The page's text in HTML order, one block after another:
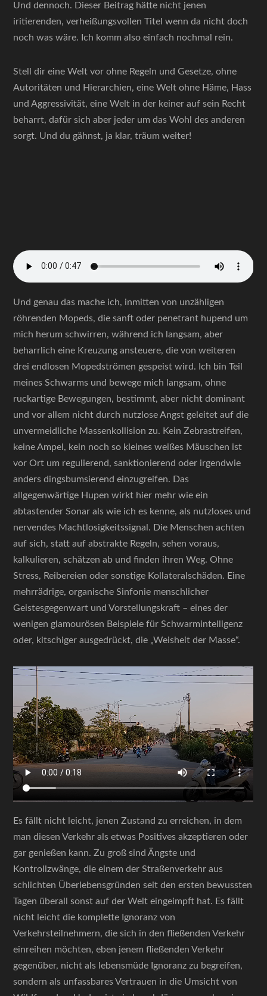
Und dennoch. Dieser Beitrag hätte nicht jenen
iritierenden, verheißungsvollen Titel wenn da nicht doch
noch was wäre. Ich komm also einfach nochmal rein.
Stell dir eine Welt vor ohne Regeln und Gesetze, ohne
Autoritäten und Hierarchien, eine Welt ohne Häme, Hass
und Aggressivität, eine Welt in der keiner auf sein Recht
beharrt, dafür sich aber jeder um das Wohl des anderen
sorgt. Und du gähnst, ja klar, träum weiter!
Und genau das mache ich, inmitten von unzähligen
röhrenden Mopeds, die sanft oder penetrant hupend um
mich herum schwirren, während ich langsam, aber
beharrlich eine Kreuzung ansteuere, die von weiteren
drei endlosen Mopedströmen gespeist wird. Ich bin Teil
meines Schwarms und bewege mich langsam, ohne
ruckartige Bewegungen, bestimmt, aber nicht dominant
und vor allem nicht durch nutzlose Angst geleitet auf die
unvermeidliche Massenkollision zu. Kein Zebrastreifen,
keine Ampel, kein noch so kleines weißes Mäuschen ist
vor Ort um regulierend, sanktionierend oder irgendwie
anders dingsbumsierend einzugreifen. Das
allgegenwärtige Hupen wirkt hier mehr wie ein
abtastender Sonar als wie ich es kenne, als nutzloses und
nervendes Machtlosigkeitssignal. Die Menschen achten
auf sich, statt auf abstrakte Regeln, sehen voraus,
kalkulieren, schätzen ab und finden ihren Weg. Ohne
Stress, Reibereien oder sonstige Kollateralschäden. Eine
mehrrädrige, organische Sinfonie menschlicher
Geistesgegenwart und Vorstellungskraft – eines der
wenigen glamourösen Beispiele für Schwarmintelligenz
oder, kitschiger ausgedrückt, die „Weisheit der Masse“.
Es fällt nicht leicht, jenen Zustand zu erreichen, in dem
man diesen Verkehr als etwas Positives akzeptieren oder
gar genießen kann. Zu groß sind Ängste und
Kontrollzwänge, die einem der Straßenverkehr aus
schlichten Überlebensgründen seit den ersten bewussten
Tagen überall sonst auf der Welt eingeimpft hat. Es fällt
nicht leicht die komplette Ignoranz von
Verkehrsteilnehmern, die sich in den fließenden Verkehr
einreihen möchten, eben jenem fließenden Verkehr
gegenüber, nicht als lebensmüde Ignoranz zu begreifen,
sondern als unfassbares Vertrauen in die Umsicht von